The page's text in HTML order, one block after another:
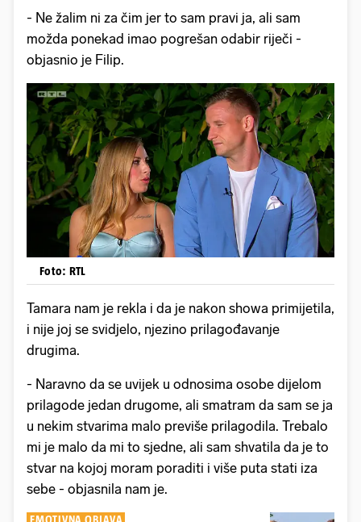
- ⁠Ne žalim ni za čim jer to sam pravi ja, ali sam
možda ponekad imao pogrešan odabir riječi -
objasnio je Filip.
Foto: RTL
Tamara nam je rekla i da je nakon showa primijetila,
i nije joj se svidjelo, njezino prilagođavanje
drugima.
- Naravno da se uvijek u odnosima osobe dijelom
prilagode jedan drugome, ali smatram da sam se ja
u nekim stvarima malo previše prilagodila. Trebalo
mi je malo da mi to sjedne, ali sam shvatila da je to
stvar na kojoj moram poraditi i više puta stati iza
sebe - objasnila nam je.